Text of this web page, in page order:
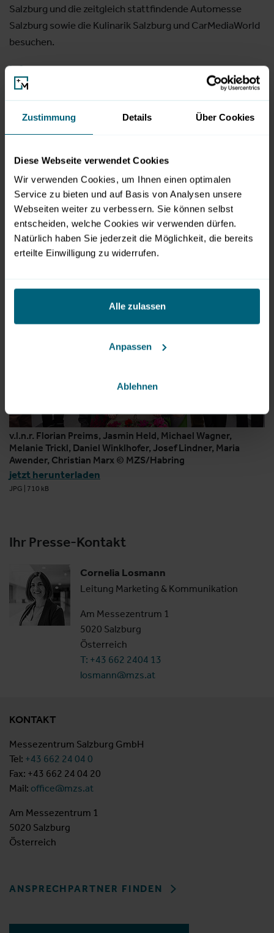
Zustimmung Details Über Cookies
Diese Webseite verwendet Cookies
Wir verwenden Cookies, um Ihnen einen optimalen
Service zu bieten und auf Basis von Analysen unsere
Webseiten weiter zu verbessern. Sie können selbst
entscheiden, welche Cookies wir verwenden dürfen.
Natürlich haben Sie jederzeit die Möglichkeit, die bereits
erteilte Einwilligung zu widerrufen.
Alle zulassen
Anpassen
Ablehnen
Salzburg und die zeitgleich stattfindende Automesse
Salzburg sowie die Kulinarik Salzburg und CarMediaWorld
besuchen.
Infos:
Öffnungszeiten: Fr. 11:00-17:00 Uhr, Sa. 9:00 – 17:00
Uhr, So. 9:00 – 17:00 Uhr
5020 Salzburg
Eintritt: € 10,-, ermäßigt € 8,-
www.garten-salzburg.at
Bilder
v.l.n.r. Florian Preims, Jasmin Held, Michael Wagner,
Melanie Trickl, Daniel Winklhofer, Josef Lindner, Maria
Awender, Christian Marx © MZS/Habring
jetzt herunterladen
JPG 710 kB
Ihr Presse-Kontakt
Cornelia Losmann
Leitung Marketing & Kommunikation
Am Messezentrum 1
5020 Salzburg
Österreich
T: +43 662 2404 13
losmann@mzs.at
KONTAKT
Messezentrum Salzburg GmbH
Tel: +43 662 24 04 0
Fax: +43 662 24 04 20
Mail: office@mzs.at
Am Messezentrum 1
5020 Salzburg
Österreich
ANSPRECHPARTNER FINDEN